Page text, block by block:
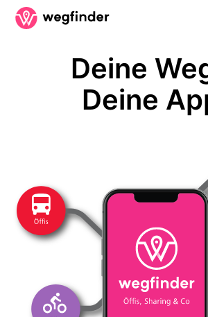
Deine
Deine